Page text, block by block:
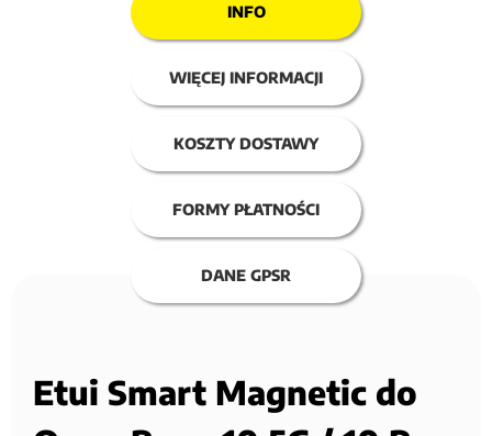
INFO
WIĘCEJ INFORMACJI
KOSZTY DOSTAWY
FORMY PŁATNOŚCI
DANE GPSR
Etui Smart Magnetic do